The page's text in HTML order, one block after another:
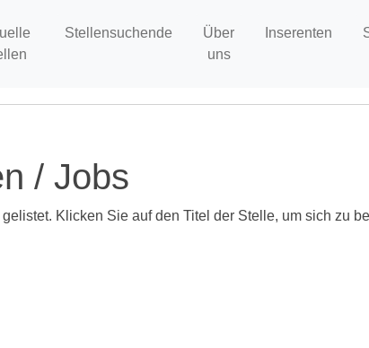
Stellensuchende
Über
uns
Inserenten
/ Jobs
Klicken Sie auf den Titel der Stelle, um sich zu